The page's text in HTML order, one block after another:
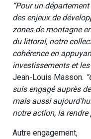
“Pour un
des enjeux de
zones de montagne
du littoral, notre
cohérence en
investissements et
Jean-Louis Masson.
suis engagé auprès
mais aussi
notre action, la
Autre engagement,